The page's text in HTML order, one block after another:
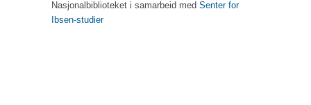
Nasjonalbiblioteket i samarbeid med Senter for
Ibsen-studier